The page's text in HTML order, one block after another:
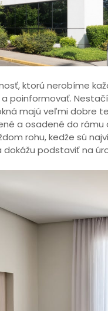
ktorú nerobíme
poinformovať.
majú veľmi dobre
a osadené do
rohu, kedže sú
podstaviť na